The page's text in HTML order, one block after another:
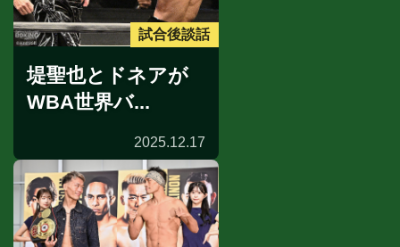
試合後談話
堤聖也とドネアが
WBA世界バ...
2025.12.17